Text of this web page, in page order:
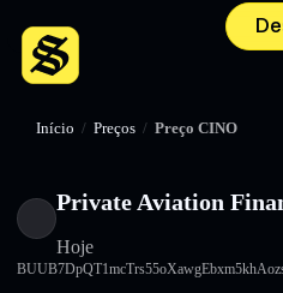
Início / Preços / Preço CINO
Private Aviation
Hoje